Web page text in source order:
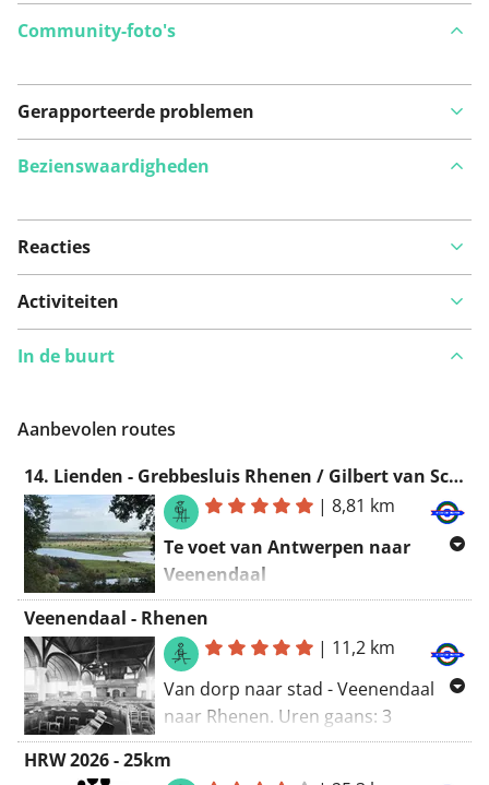
Community-foto's
Gerapporteerde problemen
Bekijk op kaart
Iets opgevallen op deze route?
Bezienswaardigheden
Reacties
Activiteiten
In de buurt
Aanbevolen routes
14. Lienden - Grebbesluis Rhenen / Gilbert van Schoonbekepad
|8,81 km
Te voet van Antwerpen naar
Veenendaal
Traject 14: Lienden - Grebbesluis
Rhenen
Even buiten het dorp Lienden komt
de route langs de Marspolder, een
natuurgebied met bijzonder helder
water, waar ook zeldzame vogels
van profiteren. Het pad volgt de
Veenendaal - Rhenen
| 11,2 km
Van dorp naar stad - Veenendaal
naar Rhenen. Uren gaans: 3
verhard/onverhard: 60/40
Bereikbaarheid met OV: -
HRW 2026 - 25km